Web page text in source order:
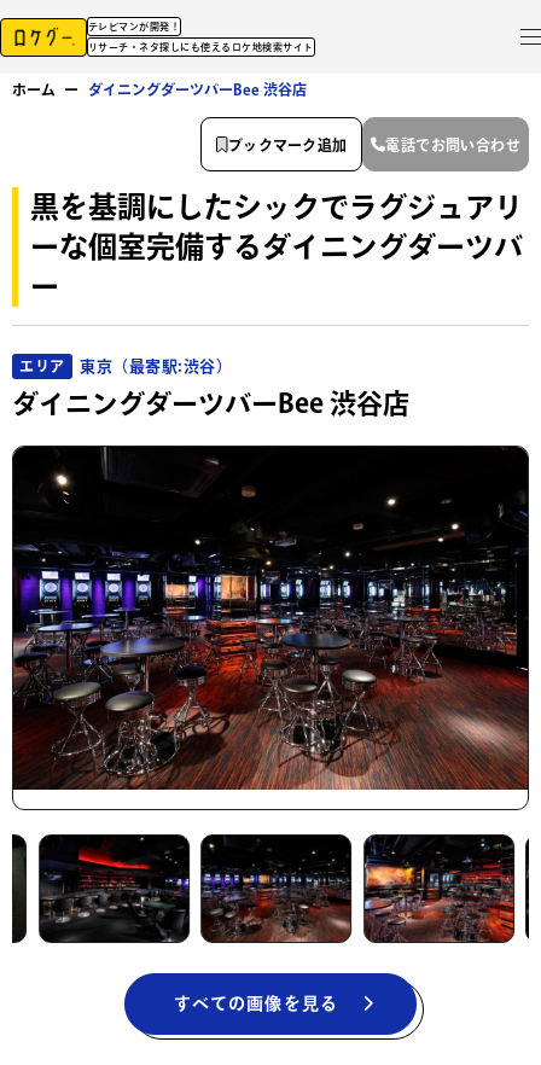
テレビマンが開発！
リサーチ・ネタ探しにも使えるロケ地検索サイト
ホーム ー ダイニングダーツバーBee 渋谷店
黒を基調にしたシックでラグジュアリ
ーな個室完備するダイニングダーツバ
ー
エリア 東京（最寄駅:渋谷）
ダイニングダーツバーBee 渋谷店
すべての画像を見る
ブックマーク追加 電話でお問い合わせ